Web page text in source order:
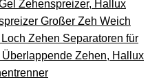
Zehenspreizer, Hallux
Großer Zeh Weich
Zehen Separatoren für
Überlappende Zehen, Hallux